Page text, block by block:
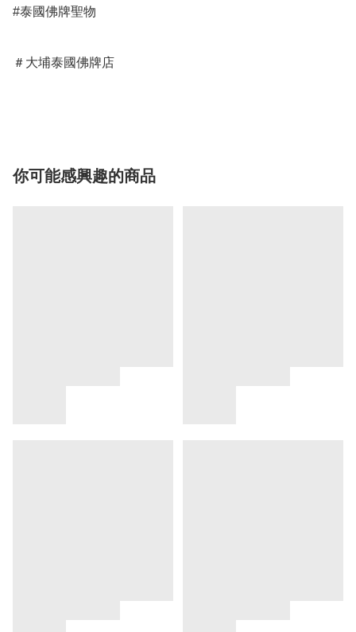
#泰國佛牌聖物
＃大埔泰國佛牌店
你可能感興趣的商品